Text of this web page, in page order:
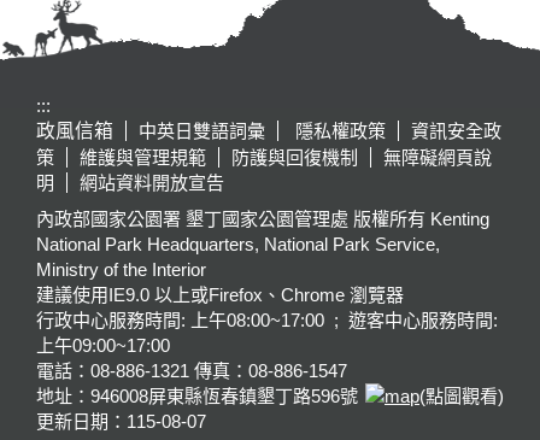
:::
政風信箱
中英日雙語詞彙 隱私權政策
資訊安全政
策
維護與管理規範 防護與回復機制
無障礙網頁說
明
網站資料開放宣告
內政部國家公園署 墾丁國家公園管理處 版權所有 Kenting
National Park Headquarters, National Park Service,
Ministry of the Interior
建議使用IE9.0 以上或Firefox、Chrome 瀏覽器
行政中心服務時間: 上午08:00~17:00 ; 遊客中心服務時間:
上午09:00~17:00
電話：08-886-1321 傳真：08-886-1547
地址：946008屏東縣恆春鎮墾丁路596號
(點圖觀看)
更新日期： 115-08-07